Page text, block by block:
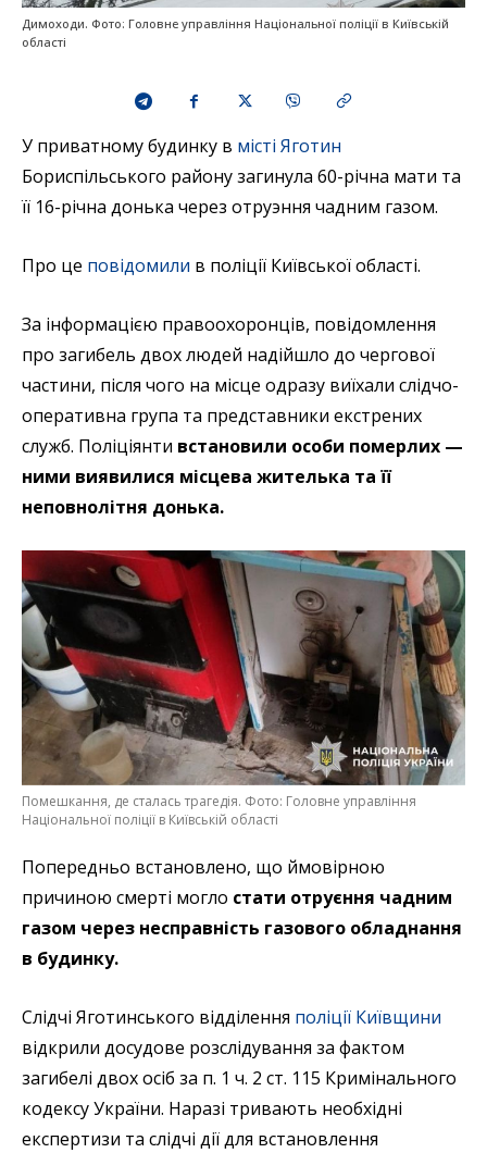
Димоходи. Фото: Головне управління Національної поліції в Київській
області
У приватному будинку в місті Яготин
Бориспільського району загинула 60-річна мати та
її 16-річна донька через отруэння чадним газом.
Про це повідомили в поліції Київської області.
За інформацією правоохоронців, повідомлення
про загибель двох людей надійшло до чергової
частини, після чого на місце одразу виїхали слідчо-
оперативна група та представники екстрених
служб. Поліціянти встановили особи померлих —
ними виявилися місцева жителька та її
неповнолітня донька.
Помешкання, де сталась трагедія. Фото: Головне управління
Національної поліції в Київській області
Попередньо встановлено, що ймовірною
причиною смерті могло стати отруєння чадним
газом через несправність газового обладнання
в будинку.
Слідчі Яготинського відділення поліції Київщини
відкрили досудове розслідування за фактом
загибелі двох осіб за п. 1 ч. 2 ст. 115 Кримінального
кодексу України. Наразі тривають необхідні
експертизи та слідчі дії для встановлення